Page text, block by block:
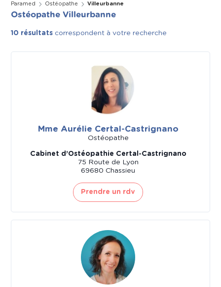
Paramed Ostéopathe Villeurbanne
Ostéopathe Villeurbanne
10 résultats correspondent à votre recherche
Mme Aurélie Certal-Castrignano
Ostéopathe
Cabinet d’Ostéopathie Certal-Castrignano
75 Route de Lyon
69680 Chassieu
Prendre un rdv